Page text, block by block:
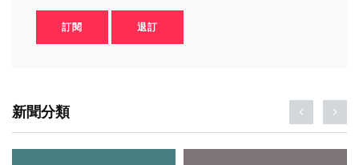
訂閱 退訂
新聞分類